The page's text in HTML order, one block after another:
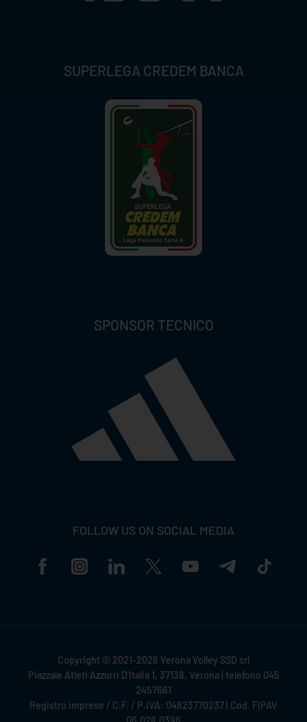
SUPERLEGA CREDEM BANCA
SPONSOR TECNICO
FOLLOW US ON SOCIAL MEDIA
Copyright © 2021-2026 Verona Volley SSD srl
Piazzale Atleti Azzurri D'Italia 1, 37138, Verona | telefono 045
2457661
Registro imprese / C.F. / P.IVA: 04823770237 | Cod. FIPAV